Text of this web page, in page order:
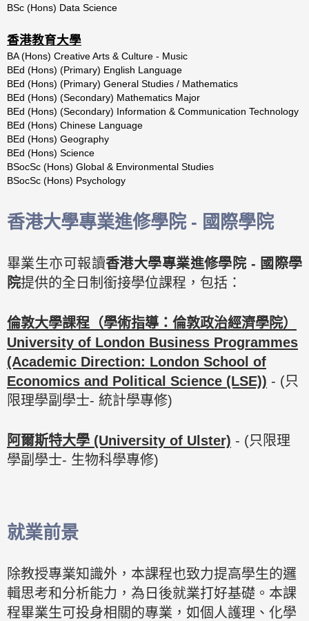
BSc (Hons) Data Science
香港教育大學
BA (Hons) CreativeArts & Culture - Music
BEd (Hons) (Primary) English Language
BEd (Hons) (Primary) General Studies / Mathematics
BEd (Hons) (Secondary) Mathematics Major
BEd (Hons) (Secondary) Information & Communication Technology
BEd (Hons) Chinese Language
BEd (Hons) Geography
BEd (Hons) Science
BSocSc (Hons) Global & Environmental Studies
BSocSc (Hons) Psychology
香港大學專業進修學院 - 國際學院
畢業生亦可報讀香港大學專業進修學院 - 國際學
院提供的全日制銜接學位課程，包括：
倫敦大學課程（學術指導：倫敦政治經濟學院）
University of London Business Programmes
(Academic Direction: London School of
Economics and Political Science (LSE)) - (只
限理學副學士- 統計學專修)
阿爾斯特大學 (University of Ulster) - (只限理
學副學士- 生物科學專修)
就業前景
除教授專業知識外，本課程也致力提高學生的邏
輯思考和分析能力，為日後就業打好基礎。本課
程畢業生可投身相關的專業，如個人護理、化學